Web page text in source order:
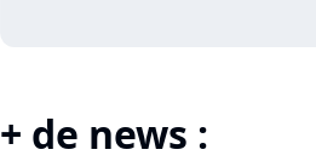
+ de news :